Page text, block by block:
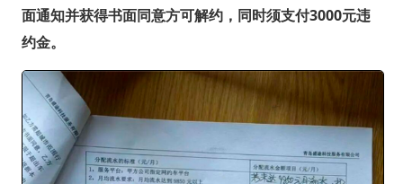
面通知并获得书面同意方可解约，同时须支付3000元违
约金。